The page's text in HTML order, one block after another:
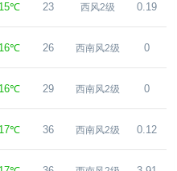
15℃ 23 西风2级 0.19
16℃ 26 西南风2级 0
16℃ 29 西南风2级 0
17℃ 36 西南风2级 0.12